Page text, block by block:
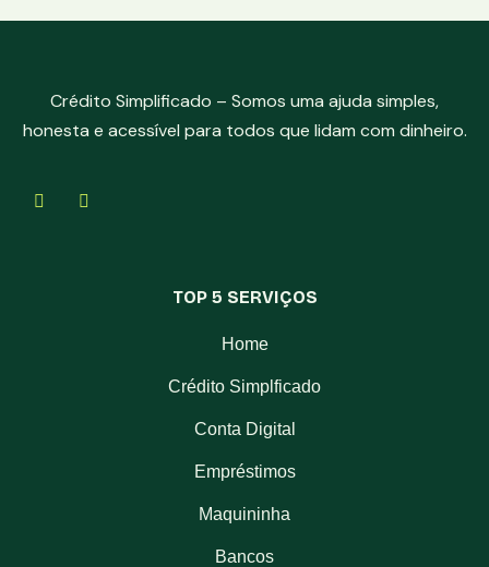
Crédito Simplificado – Somos uma ajuda simples,
honesta e acessível para todos que lidam com dinheiro.
TOP 5 SERVIÇOS
Home
Crédito Simplficado
Conta Digital
Empréstimos
Maquininha
Bancos